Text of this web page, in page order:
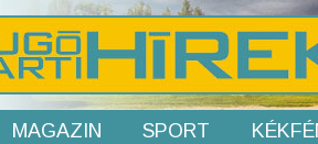
MAGAZIN SPORT